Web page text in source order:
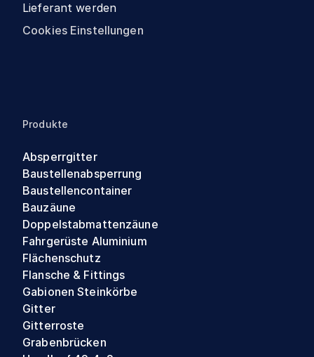
Lieferant werden
Cookies Einstellungen
Produkte
Absperrgitter
Baustellenabsperrung
Baustellencontainer
Bauzäune
Doppelstabmattenzäune
Fahrgerüste Aluminium
Flächenschutz
Flansche & Fittings
Gabionen Steinkörbe
Gitter
Gitterroste
Grabenbrücken